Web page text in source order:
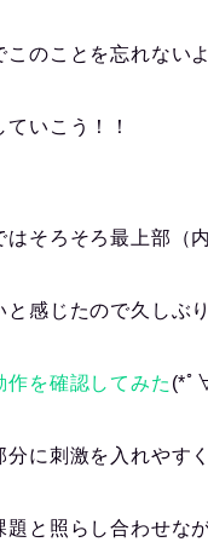
のことを忘れない
いこう！！
そろそろ最上部（内
と感じたので久しぶ
作を確認してみた (*ﾟ
分に刺激を入れやす
題と照らし合わせな